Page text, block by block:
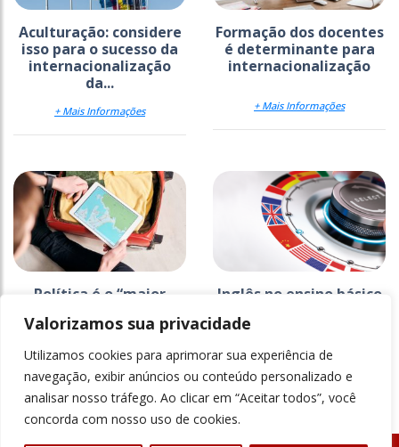
Valorizamos sua privacidade
Utilizamos cookies para aprimorar sua experiência de
navegação, exibir anúncios ou conteúdo personalizado e
analisar nosso tráfego. Ao clicar em “Aceitar todos”, você
concorda com nosso uso de cookies.
Aculturação: considere
isso para o sucesso da
internacionalização
da...
+ Mais Informações
Formação dos docentes
é determinante para
internacionalização
+ Mais Informações
Política é o “maior
estudantes
+ Mais Informações
Inglês no ensino básico
internacionalização do
+ Mais Informações